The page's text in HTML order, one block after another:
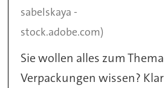
sabelskaya -
stock.adobe.com)
Sie wollen alles zum
Verpackungen wissen?